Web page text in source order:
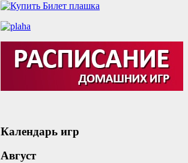
Календарь игр
Август